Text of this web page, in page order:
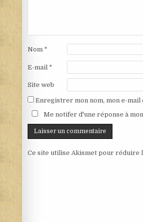
Nom *
E-mail *
Site web
Enregistrer mon nom, mon e-
Me notifer d'une réponse à
Ce site utilise Akismet pour réduire